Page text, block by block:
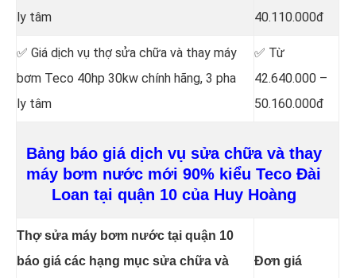
ly tâm
40.110.000đ
✅ Giá dịch vụ thợ sửa chữa và thay máy
bơm Teco 40hp 30kw chính hãng, 3 pha
ly tâm
✅ Từ
42.640.000 –
50.160.000đ
Bảng báo giá dịch vụ sửa chữa và thay
máy bơm nước mới 90% kiểu Teco Đài
Loan tại quận 10 của Huy Hoàng
Thợ sửa máy bơm nước tại quận 10
báo giá các hạng mục sửa chữa và
Đơn giá